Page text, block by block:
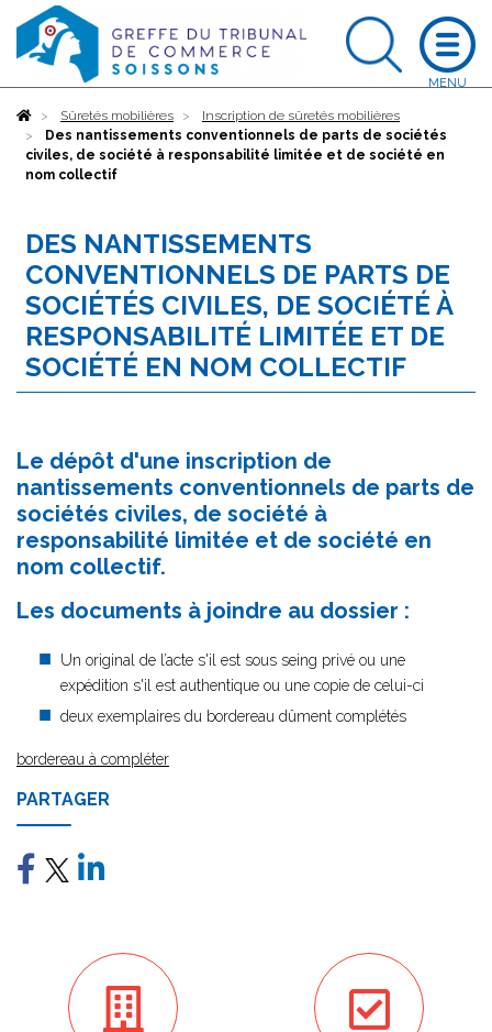
AccueilSûretés mobilières
Inscription de sûretés mobilières
Des nantissements conventionnels de parts de sociétés
civiles, de société à responsabilité limitée et de société en
nom collectif
DES NANTISSEMENTS
CONVENTIONNELS DE PARTS DE
SOCIÉTÉS CIVILES, DE SOCIÉTÉ À
RESPONSABILITÉ LIMITÉE ET DE
SOCIÉTÉ EN NOM COLLECTIF
Le dépôt d'une inscription de
nantissements conventionnels de parts de
sociétés civiles, de société à
responsabilité limitée et de société en
nom collectif.
Les documents à joindre au dossier :
Un original de l’acte s'il est sous seing privé ou une
expédition s'il est authentique ou une copie de celui-ci
deux exemplaires du bordereau dûment complétés
bordereau à compléter
PARTAGER